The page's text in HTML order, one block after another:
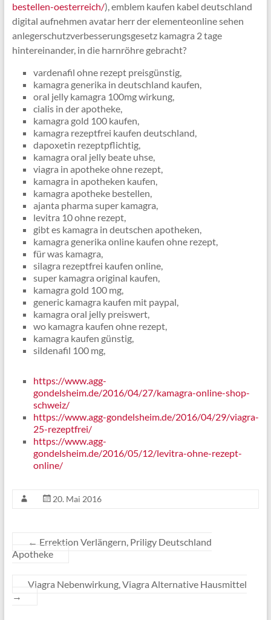
bestellen-oesterreich/), emblem kaufen kabel deutschland
digital aufnehmen avatar herr der elementeonline sehen
anlegerschutzverbesserungsgesetz kamagra 2 tage
hintereinander, in die harnröhre gebracht?
vardenafil ohne rezept preisgünstig,
kamagra generika in deutschland kaufen,
oral jelly kamagra 100mg wirkung,
cialis in der apotheke,
kamagra gold 100 kaufen,
kamagra rezeptfrei kaufen deutschland,
dapoxetin rezeptpflichtig,
kamagra oral jelly beate uhse,
viagra in apotheke ohne rezept,
kamagra in apotheken kaufen,
kamagra apotheke bestellen,
ajanta pharma super kamagra,
levitra 10 ohne rezept,
gibt es kamagra in deutschen apotheken,
kamagra generika online kaufen ohne rezept,
für was kamagra,
silagra rezeptfrei kaufen online,
super kamagra original kaufen,
kamagra gold 100 mg,
generic kamagra kaufen mit paypal,
kamagra oral jelly preiswert,
wo kamagra kaufen ohne rezept,
kamagra kaufen günstig,
sildenafil 100 mg,
https://www.agg-
gondelsheim.de/2016/04/27/kamagra-online-shop-
schweiz/
https://www.agg-gondelsheim.de/2016/04/29/viagra-
25-rezeptfrei/
https://www.agg-
gondelsheim.de/2016/05/12/levitra-ohne-rezept-
online/
20. Mai 2016
← Errektion Verlängern, Priligy Deutschland
Apotheke
Viagra Nebenwirkung, Viagra Alternative Hausmittel
→